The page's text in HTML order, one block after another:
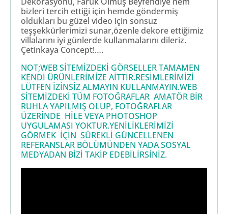
bizleri tercih ettiği için hemde göndermiş
oldukları bu güzel video için sonsuz
teşşekkürlerimizi sunar,özenle dekore ettiğimiz
villalarını iyi günlerde kullanmalarını dileriz.
Çetinkaya Concept!….
NOT;WEB SİTEMİZDEKİ GÖRSELLER TAMAMEN
KENDİ ÜRÜNLERİMİZE AİTTİR.RESİMLERİMİZİ
LÜTFEN İZİNSİZ ALMAYIN KULLANMAYIN.WEB
SİTEMİZDEKİ TÜM FOTOĞRAFLAR AMATÖR BİR
RUHLA YAPILMIŞ OLUP, FOTOĞRAFLAR
ÜZERİNDE HİLE VEYA PHOTOSHOP
UYGULAMASI YOKTUR.YENİLİKLERİMİZİ
GÖRMEK İÇİN SÜREKLİ GÜNCELLENEN
REFERANSLAR BÖLÜMÜNDEN YADA SOSYAL
MEDYADAN BİZİ TAKİP EDEBİLİRSİNİZ.